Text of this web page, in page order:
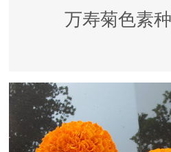
万寿菊色素